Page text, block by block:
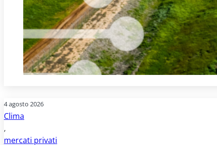
4 agosto 2026
Clima
,
mercati privati